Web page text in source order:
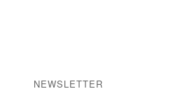
NEWSLETTER